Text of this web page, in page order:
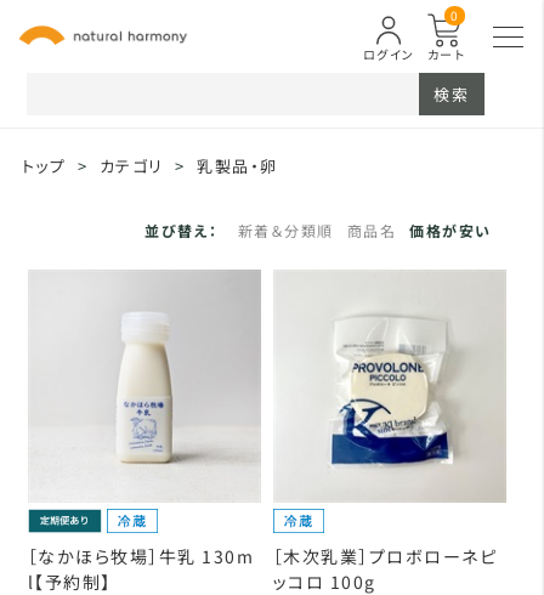
カート
0
ログイン
検索
トップ > カテゴリ > 乳製品・卵
並び替え： 新着＆分類順 商品名 価格が安い
［なかほら牧場］牛乳 130m
l【予約制】
［木次乳業］プロボローネピ
ッコロ 100g